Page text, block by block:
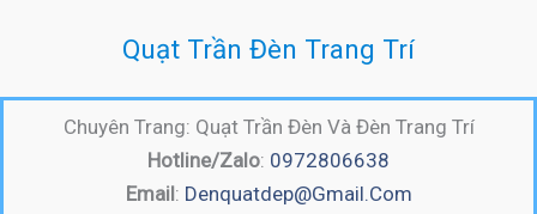
Quạt Trần Đèn Trang Trí
Chuyên Trang: Quạt Trần Đèn Và Đèn Trang Trí
Hotline/Zalo: 0972806638
Email: Denquatdep@gmail.com